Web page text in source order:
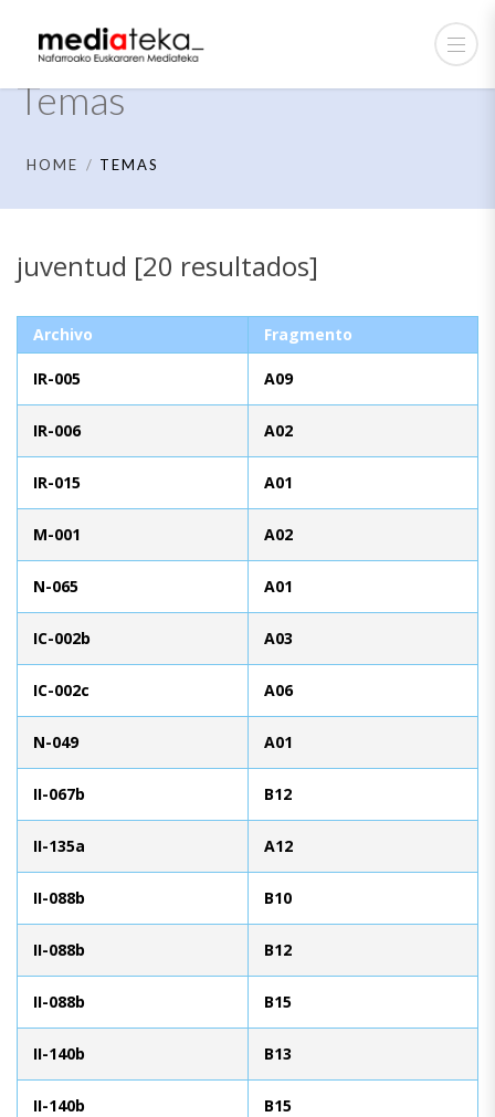
Temas
HOME TEMAS
juventud [20 resultados]
Archivo Fragmento
IR-005 A09
IR-006 A02
IR-015 A01
M-001 A02
N-065 A01
IC-002b A03
IC-002c A06
N-049 A01
II-067b B12
II-135a A12
II-088b B10
II-088b B12
II-088b B15
II-140b B13
II-140b B15